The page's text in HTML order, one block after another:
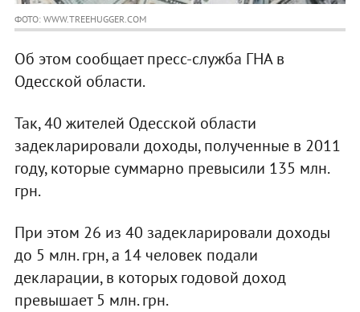
ФОТО: WWW.TREEHUGGER.COM
Об этом сообщает пресс-служба ГНА в
Одесской области.
Так, 40 жителей Одесской области
задекларировали доходы, полученные в 2011
году, которые суммарно превысили 135 млн.
грн.
При этом 26 из 40 задекларировали доходы
до 5 млн. грн, а 14 человек подали
декларации, в которых годовой доход
превышает 5 млн. грн.